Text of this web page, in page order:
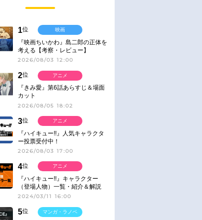
1位
『映画ちいかわ』島二郎の正体を
考える【考察・レビュー】
2026/08/03 12:00
映画
2位
『きみ愛』第6話あらすじ＆場面
カット
2026/08/05 18:02
アニメ
3位
『ハイキュー!!』人気キャラクタ
ー投票受付中！
2026/08/03 17:00
アニメ
4位
『ハイキュー!!』キャラクター
（登場人物）一覧・紹介＆解説
2024/03/11 16:00
アニメ
5位
マンガ・ラノベ